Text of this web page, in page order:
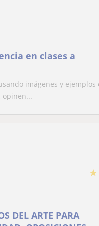
en clases a
imágenes y ejemplos
opinen...
★
DEL ARTE PARA